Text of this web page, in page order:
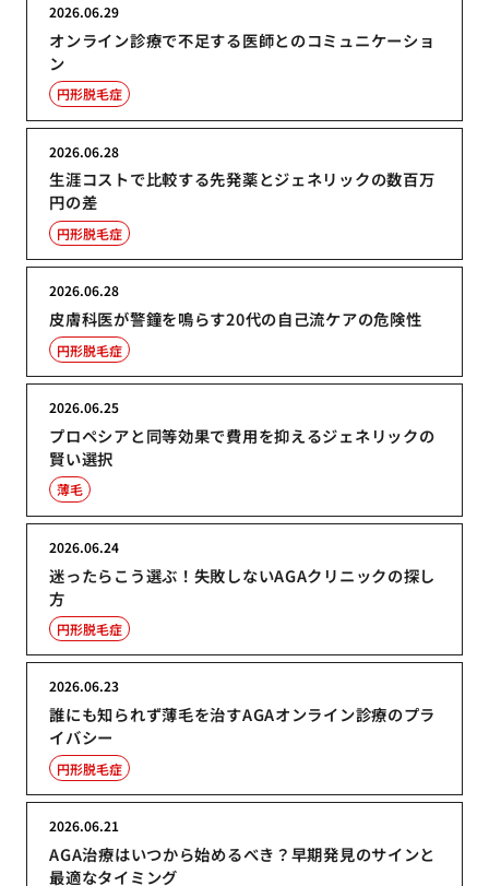
オンライン診療で不足する医師とのコミュニケーショ
ン
2026.06.29
円形脱毛症
生涯コストで比較する先発薬とジェネリックの数百万
円の差
2026.06.28
円形脱毛症
皮膚科医が警鐘を鳴らす20代の自己流ケアの危険性
2026.06.28
円形脱毛症
プロペシアと同等効果で費用を抑えるジェネリックの
賢い選択
2026.06.25
薄毛
迷ったらこう選ぶ！失敗しないAGAクリニックの探し
方
2026.06.24
円形脱毛症
誰にも知られず薄毛を治すAGAオンライン診療のプラ
イバシー
2026.06.23
円形脱毛症
AGA治療はいつから始めるべき？早期発見のサインと
最適なタイミング
2026.06.21